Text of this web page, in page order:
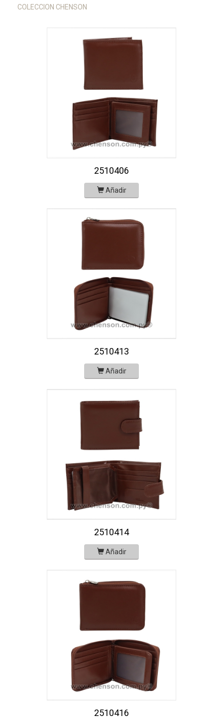
COLECCION CHENSON
2510406
Añadir
2510413
Añadir
2510414
Añadir
2510416